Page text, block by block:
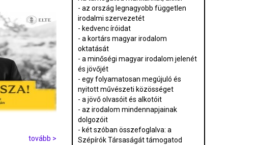
tovább >
- az ország legnagyobb független
irodalmi szervezetét
- kedvenc íróidat
- a kortárs magyar irodalom
oktatását
- a minőségi magyar irodalom jelenét
és jövőjét
- egy folyamatosan megújuló és
nyitott művészeti közösséget
- a jövő olvasóit és alkotóit
- az irodalom mindennapjainak
dolgozóit
- két szóban összefoglalva: a
Szépírók Társaságát támogatod